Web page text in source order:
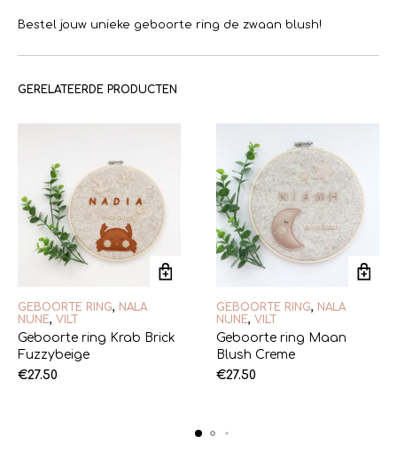
Bestel jouw unieke geboorte ring de zwaan blush!
GERELATEERDE PRODUCTEN
GEBOORTE RING, NALA
NUNE, VILT
Geboorte ring Krab Brick
Fuzzybeige
€27.50
GEBOORTE RING, NALA
NUNE, VILT
Geboorte ring Maan
Blush Creme
€27.50